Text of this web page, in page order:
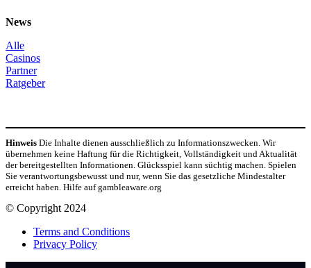
News
Alle
Casinos
Partner
Ratgeber
Hinweis Die Inhalte dienen ausschließlich zu Informationszwecken. Wir
übernehmen keine Haftung für die Richtigkeit, Vollständigkeit und Aktualität
der bereitgestellten Informationen. Glücksspiel kann süchtig machen. Spielen
Sie verantwortungsbewusst und nur, wenn Sie das gesetzliche Mindestalter
erreicht haben. Hilfe auf gambleaware.org
© Copyright 2024
Terms and Conditions
Privacy Policy